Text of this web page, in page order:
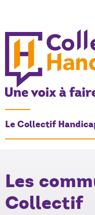
COLLECTIF
Une voix à faire
Le Collectif
Les
Collectif